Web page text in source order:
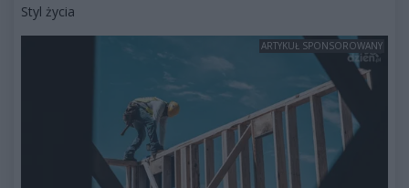
Kategorie artykułu:
Styl życia
ARTYKUŁ SPONSOROWANY